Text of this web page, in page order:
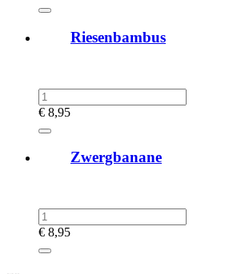
Riesenbambus
€ 8,95
Zwergbanane
€ 8,95